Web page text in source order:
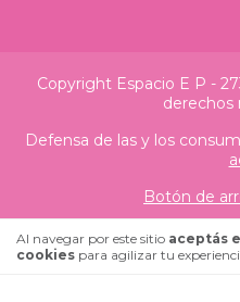
Al navegar por este sitio aceptás
cookies para agilizar tu
Copyright Espacio E P -
derechos
Defensa de las y los
Botón de